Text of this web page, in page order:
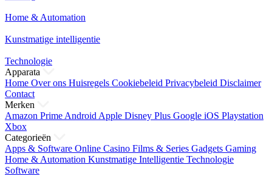
Home & Automation
Kunstmatige intelligentie
Technologie
Apparata
Home Over ons Huisregels Cookiebeleid Privacybeleid Disclaimer
Contact
Merken
Amazon Prime Android Apple Disney Plus Google iOS Playstation
Xbox
Categorieën
Apps & Software Online Casino Films & Series Gadgets Gaming
Home & Automation Kunstmatige Intelligentie Technologie
Software